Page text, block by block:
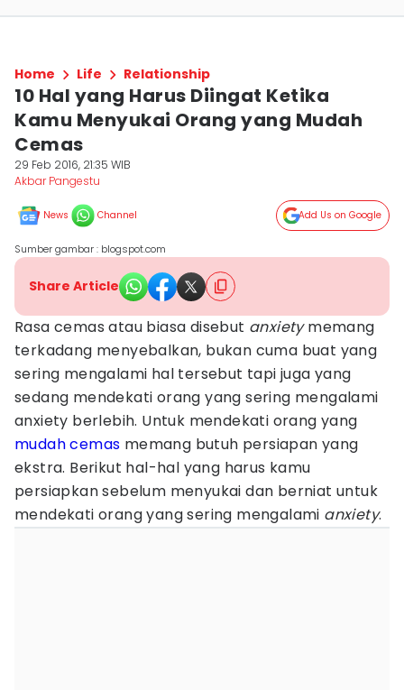
Home Life Relationship
10 Hal yang Harus Diingat Ketika
Kamu Menyukai Orang yang Mudah
Cemas
29 Feb 2016, 21:35 WIB
Akbar Pangestu
News Channel Add Us on Google
Sumber gambar : blogspot.com
Share Article
Rasa cemas atau biasa disebut anxietymemang
terkadang menyebalkan, bukan cuma buat yang
sering mengalami hal tersebut tapi juga yang
sedang mendekati orang yang sering mengalami
anxiety berlebih. Untuk mendekati orang yang
mudah cemas memang butuh persiapan yang
ekstra. Berikut hal-hal yang harus kamu
persiapkan sebelum menyukai dan berniat untuk
mendekati orang yang sering mengalami anxiety.